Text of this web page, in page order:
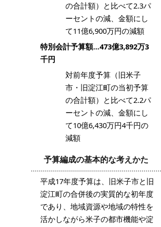
の合計額）と比べて2.3パ
ーセントの減、金額にし
て11億6,900万円の減額
特別会計予算額…473億3,892万3
千円
対前年度予算（旧米子
市・旧淀江町の当初予算
の合計額）と比べて2.2パ
ーセントの減、金額にし
て10億6,430万円4千円の
減額
予算編成の基本的な考えかた
平成17年度予算は、旧米子市と旧
淀江町の合併後の実質的な初年度
であり、地域資源や地域の特性を
活かしながら米子の都市機能や淀